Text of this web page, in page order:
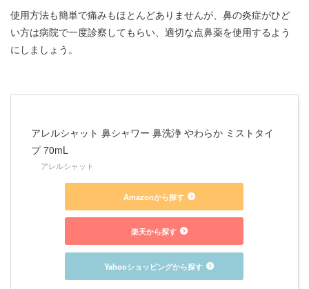
使用方法も簡単で痛みもほとんどありませんが、鼻の炎症がひど
い方は病院で一度診察してもらい、適切な点鼻薬を使用するよう
にしましょう。
アレルシャット 鼻シャワー 鼻洗浄 やわらか ミストタイ
プ 70mL
アレルシャット
Amazonから探す
楽天から探す
Yahooショッピングから探す